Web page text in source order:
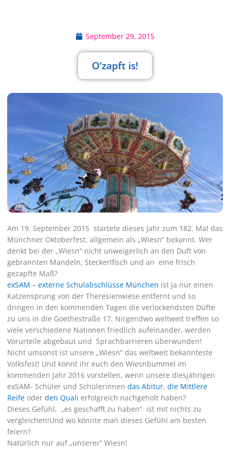
September 29, 2015
O‘zapft is!
Am 19. September 2015 startete dieses Jahr zum 182. Mal das
Münchner Oktoberfest, allgemein als „Wiesn“ bekannt. Wer
denkt bei der „Wiesn“ nicht unweigerlich an den Duft von
gebrannten Mandeln, Steckerlfisch und an eine frisch
gezapfte Maß?
exSAM – externe Schulabschlüsse München ist ja nur einen
Katzensprung von der Theresienwiese entfernt und so
dringen in den kommenden Tagen die verlockendsten Düfte
zu uns in die Goethestraße 17. Nirgendwo weltweit treffen so
viele verschiedene Nationen friedlich aufeinander, werden
Vorurteile abgebaut und Sprachbarrieren überwunden!
Nicht umsonst ist unsere „Wiesn“ das weltweit bekannteste
Volksfest! Und könnt ihr euch den Wiesnbummel im
kommenden Jahr 2016 vorstellen, wenn unsere diesjährigen
exSAM- Schüler und Schülerinnen das Abitur, die Mittlere
Reife oderden Quali erfolgreich nachgeholt haben?
Dieses Gefühl, „es geschafft zu haben“ ist mit nichts zu
vergleichen!Und wo könnte man dieses Gefühl am besten
feiern?
Natürlich nur auf „unserer“ Wiesn!